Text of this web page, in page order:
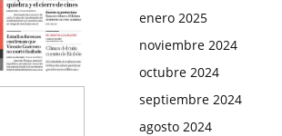
enero 2025
noviembre 2024
octubre 2024
septiembre 2024
agosto 2024